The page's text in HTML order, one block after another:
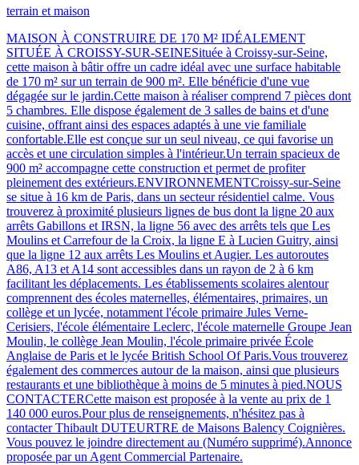
terrain et maison
MAISON À CONSTRUIRE DE 170 M² IDÉALEMENT
SITUÉE À CROISSY-SUR-SEINESituée à Croissy-sur-Seine,
cette maison à bâtir offre un cadre idéal avec une surface habitable
de 170 m² sur un terrain de 900 m². Elle bénéficie d'une vue
dégagée sur le jardin.Cette maison à réaliser comprend 7 pièces dont
5 chambres. Elle dispose également de 3 salles de bains et d'une
cuisine, offrant ainsi des espaces adaptés à une vie familiale
confortable.Elle est conçue sur un seul niveau, ce qui favorise un
accès et une circulation simples à l'intérieur.Un terrain spacieux de
900 m² accompagne cette construction et permet de profiter
pleinement des extérieurs.ENVIRONNEMENTCroissy-sur-Seine
se situe à 16 km de Paris, dans un secteur résidentiel calme. Vous
trouverez à proximité plusieurs lignes de bus dont la ligne 20 aux
arrêts Gabillons et IRSN, la ligne 56 avec des arrêts tels que Les
Moulins et Carrefour de la Croix, la ligne E à Lucien Guitry, ainsi
que la ligne 12 aux arrêts Les Moulins et Augier. Les autoroutes
A86, A13 et A14 sont accessibles dans un rayon de 2 à 6 km
facilitant les déplacements. Les établissements scolaires alentour
comprennent des écoles maternelles, élémentaires, primaires, un
collège et un lycée, notamment l'école primaire Jules Verne-
Cerisiers, l'école élémentaire Leclerc, l'école maternelle Groupe Jean
Moulin, le collège Jean Moulin, l'école primaire privée École
Anglaise de Paris et le lycée British School Of Paris.Vous trouverez
également des commerces autour de la maison, ainsi que plusieurs
restaurants et une bibliothèque à moins de 5 minutes à pied.NOUS
CONTACTERCette maison est proposée à la vente au prix de 1
140 000 euros.Pour plus de renseignements, n'hésitez pas à
contacter Thibault DUTEURTRE de Maisons Balency Coignières.
Vous pouvez le joindre directement au (Numéro supprimé).Annonce
proposée par un Agent Commercial Partenaire.